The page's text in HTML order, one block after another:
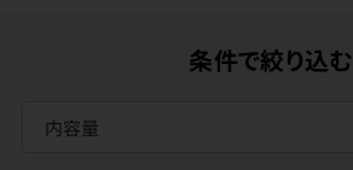
条件で絞り込む
内容量